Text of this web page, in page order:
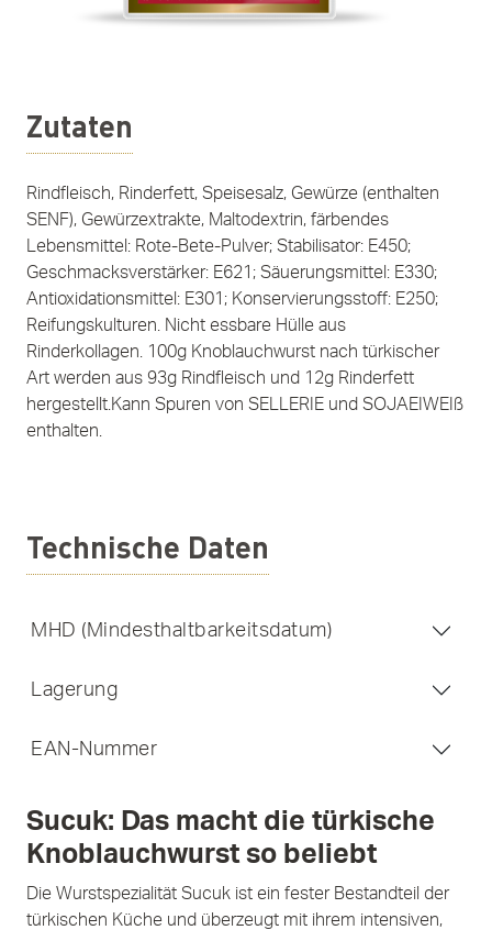
Zutaten
Rindfleisch, Rinderfett, Speisesalz, Gewürze (enthalten
SENF), Gewürzextrakte, Maltodextrin, färbendes
Lebensmittel: Rote-Bete-Pulver; Stabilisator: E450;
Geschmacksverstärker: E621; Säuerungsmittel: E330;
Antioxidationsmittel: E301; Konservierungsstoff: E250;
Reifungskulturen. Nicht essbare Hülle aus
Rinderkollagen. 100g Knoblauchwurst nach türkischer
Art werden aus 93g Rindfleisch und 12g Rinderfett
hergestellt.Kann Spuren von SELLERIE und SOJAEIWEIß
enthalten.
Technische Daten
MHD (Mindesthaltbarkeitsdatum)
Lagerung
EAN-Nummer
Sucuk: Das macht die türkische
Knoblauchwurst so beliebt
Die Wurstspezialität Sucuk ist ein fester Bestandteil der
türkischen Küche und überzeugt mit ihrem intensiven,